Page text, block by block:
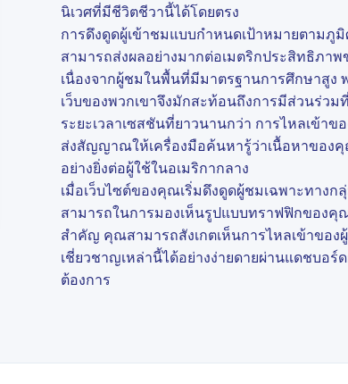
นิเวศที่มีชีวิตชีวานี้ได้โดยตรง
การดึงดูดผู้เข้าชมแบบกำหนดเป้าหมายตามภู
สามารถส่งผลอย่างมากต่อเมตริกประสิทธิภา
เนื่องจากผู้ชมในพื้นที่มีมาตรฐานการศึกษาสูง
เว็บของพวกเขาจึงมักสะท้อนถึงการมีส่วนร่วม
ระยะเวลาเซสชันที่ยาวนานกว่า การไหลเข้า
ส่งสัญญาณให้เครื่องมือค้นหารู้ว่าเนื้อหาของ
อย่างยิ่งต่อผู้ใช้ในอเมริกากลาง
เมื่อเว็บไซต์ของคุณเริ่มดึงดูดผู้ชมเฉพาะทางก
สามารถในการมองเห็นรูปแบบทราฟฟิกของคุ
สำคัญ คุณสามารถสังเกตเห็นการไหลเข้าของ
เชี่ยวชาญเหล่านี้ได้อย่างง่ายดายผ่านแดชบอร์
ต้องการ